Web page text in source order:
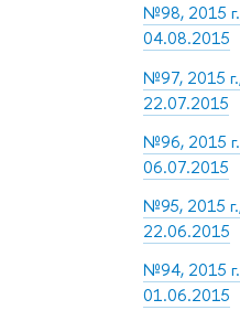
№98, 2015
04.08.2015
№97, 2015
22.07.2015
№96, 2015
06.07.2015
№95, 2015
22.06.2015
№94, 2015
01.06.2015